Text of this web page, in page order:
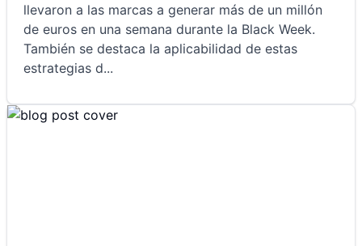
llevaron a las marcas a generar más de un millón
de euros en una semana durante la Black Week.
También se destaca la aplicabilidad de estas
estrategias d...